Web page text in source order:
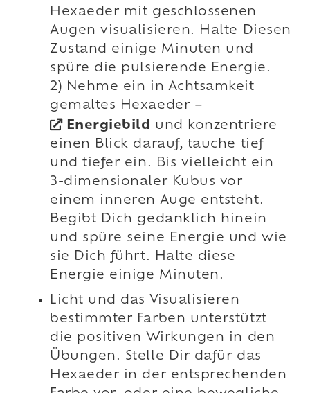
Hexaeder mit geschlossenen
Augen visualisieren. Halte Diesen
Zustand einige Minuten und
spüre die pulsierende Energie.
2) Nehme ein in Achtsamkeit
gemaltes Hexaeder –
Energiebild
und konzentriere
einen Blick darauf, tauche tief
und tiefer ein. Bis vielleicht ein
3-dimensionaler Kubus vor
einem inneren Auge entsteht.
Begibt Dich gedanklich hinein
und spüre seine Energie und wie
sie Dich führt. Halte diese
Energie einige Minuten.
Licht und das Visualisieren
bestimmter Farben unterstützt
die positiven Wirkungen in den
Übungen. Stelle Dir dafür das
Hexaeder in der entsprechenden